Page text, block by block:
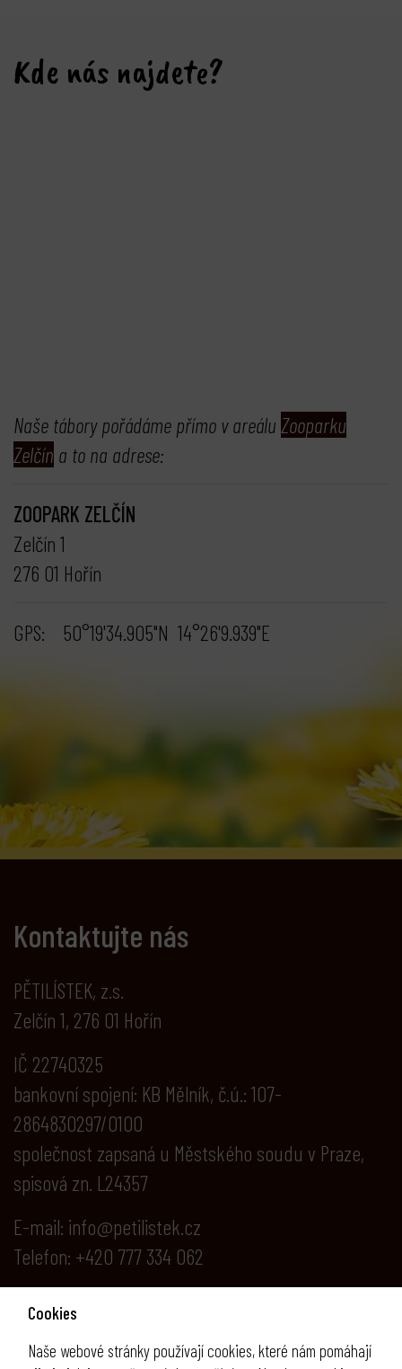
Kde nás najdete?
Naše tábory pořádáme přímo v areálu Zooparku
Zelčín a to na adrese:
ZOOPARK ZELČÍN
Zelčín 1
276 01 Hořín
GPS: 50°19'34.905"N 14°26'9.939"E
Kontaktujte nás
PĚTILÍSTEK, z.s.
Zelčín 1, 276 01 Hořín
IČ 22740325
bankovní spojení: KB Mělník, č.ú.: 107-
2864830297/0100
společnost zapsaná u Městského soudu v Praze,
spisová zn. L24357
E-mail: info@petilistek.cz
Telefon: +420 777 334 062
Ostatní informace
Cookies
Naše webové stránky používají cookies, které nám pomáhají